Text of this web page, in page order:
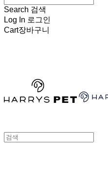
Search 검색
Log In 로그인
Cart장바구니